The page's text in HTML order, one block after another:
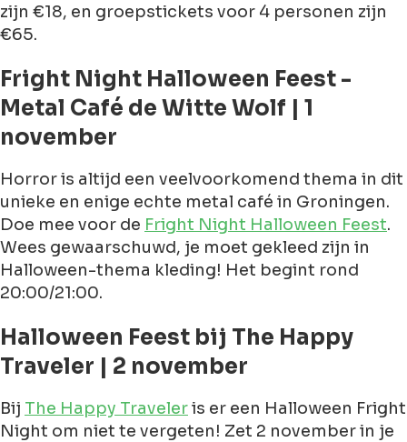
zijn €18, en groepstickets voor 4 personen zijn
€65.
Fright Night Halloween Feest -
Metal Café de Witte Wolf | 1
november
Horror is altijd een veelvoorkomend thema in dit
unieke en enige echte metal café in Groningen.
Doe mee voor de Fright Night Halloween Feest.
Wees gewaarschuwd, je moet gekleed zijn in
Halloween-thema kleding! Het begint rond
20:00/21:00.
Halloween Feest bij The Happy
Traveler | 2 november
Bij The Happy Traveleris er een Halloween Fright
Night om niet te vergeten! Zet 2 november in je